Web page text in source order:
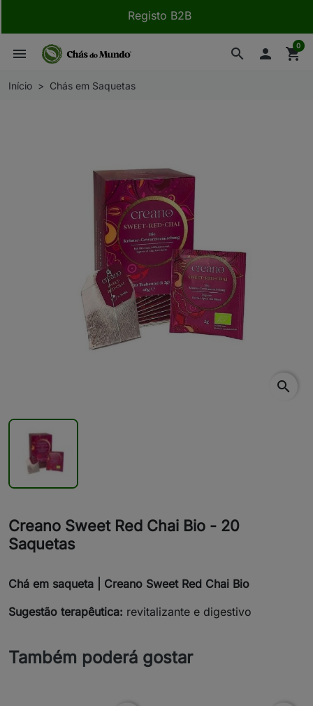
Registo B2B
search
menu  shopping_cart
0
Início Chás em Saquetas
search
Creano Sweet Red Chai Bio - 20
Saquetas
Chá em saqueta | Creano Sweet Red Chai Bio
Sugestão terapêutica: revitalizante e digestivo
Também poderá gostar